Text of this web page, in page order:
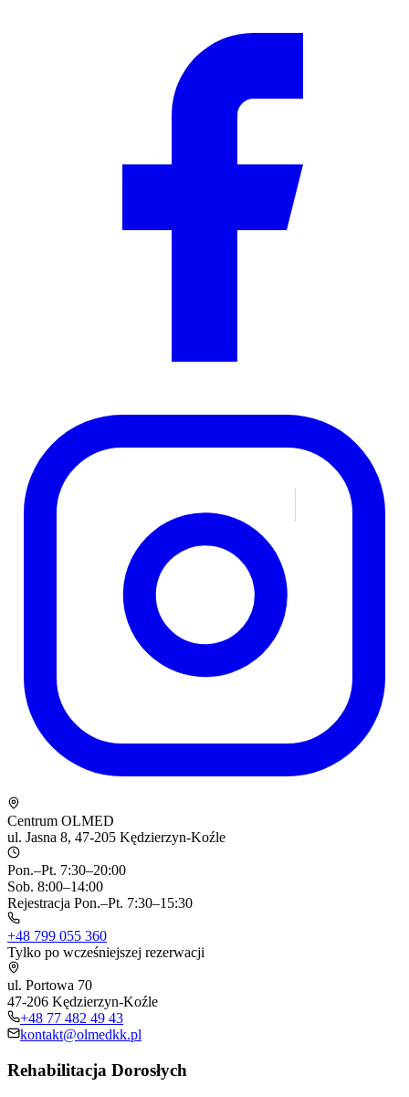
Centrum OLMED
ul. Jasna 8, 47-205 Kędzierzyn-Koźle
Pon.–Pt. 7:30–20:00
Sob. 8:00–14:00
Rejestracja Pon.–Pt. 7:30–15:30
+48 799 055 360
Tylko po wcześniejszej rezerwacji
ul. Portowa 70
47-206 Kędzierzyn-Koźle
+48 77 482 49 43
kontakt@olmedkk.pl
Rehabilitacja Dorosłych